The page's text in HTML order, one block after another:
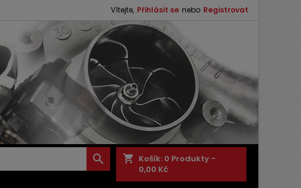
Vítejte, Přihlásit se nebo Registrovat
shopping_cart Košík: 0 Produkty -
0,00 Kč
